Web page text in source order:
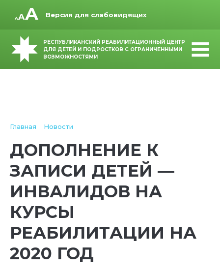
Версия для слабовидящих
РЕСПУБЛИКАНСКИЙ РЕАБИЛИТАЦИОННЫЙ ЦЕНТР
ДЛЯ ДЕТЕЙ И ПОДРОСТКОВ С ОГРАНИЧЕННЫМИ
ВОЗМОЖНОСТЯМИ
Главная Новости
ДОПОЛНЕНИЕ К
ЗАПИСИ ДЕТЕЙ —
ИНВАЛИДОВ НА
КУРСЫ
РЕАБИЛИТАЦИИ НА
2020 ГОД